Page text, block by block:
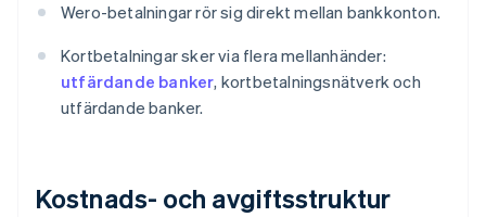
Wero-betalningar rör sig direkt mellan bankkonton.
Kortbetalningar sker via flera mellanhänder:
utfärdande banker, kortbetalningsnätverk och
utfärdande banker.
Kostnads- och avgiftsstruktur